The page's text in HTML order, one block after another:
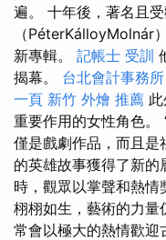
遍。 十年後，著名且
（PéterKálloyMolnár
新專輯。 記帳士 受訓
揭幕。 台北會計事務所
一頁 新竹 外燴 推薦
重要作用的女性角色。
僅是戲劇作品，而且是
的英雄故事獲得了新的
時，觀眾以掌聲和熱
栩栩如生，藝術的力量
常會以極大的熱情歡迎